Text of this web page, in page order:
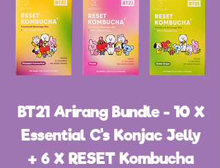
BT21 Arirang Bundle - 10 X
Essential C's Konjac Jelly
+ 6 X RESET Kombucha